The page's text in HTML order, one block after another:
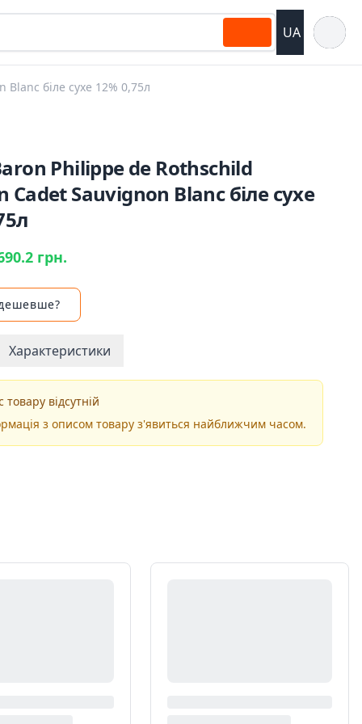
UA
біле сухе 12% 0,75л
Philippe de Rothschild
Cadet Sauvignon Blanc біле сухе
грн.
Характеристики
товару відсутній
з описом товару з'явиться найближчим часом.